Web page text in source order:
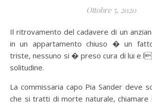
Ottobre 5, 2020
Il ritrovamento del cadavere di un anziano rimasto a lungo
in un appartamento chiuso � un
triste, nessuno si � preso cura di lui e
solitudine.
La commissaria capo Pia Sander deve
che si tratti di morte naturale, chiamare